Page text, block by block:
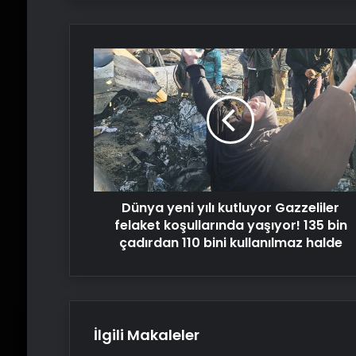
Dünya
yeni
yılı
kutluyor
Gazzeliler
felaket
koşullarında
yaşıyor!
135
çadırdan
Dünya yeni yılı kutluyor Gazzeliler
felaket koşullarında yaşıyor! 135 bin
çadırdan 110 bini kullanılmaz halde
İlgili Makaleler